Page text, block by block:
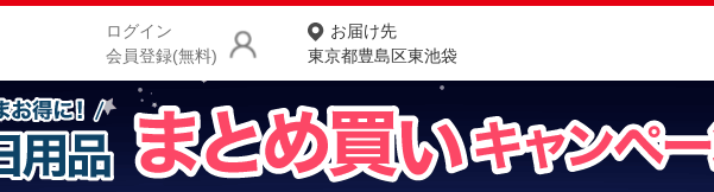
ログイン
会員登録(無料)
お届け先
東京都豊島区東池袋